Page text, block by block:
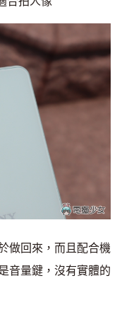
做回來，而且配合機
音量鍵，沒有實體的